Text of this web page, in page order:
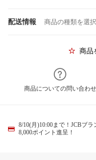
配送情報 商品の種類を選
商品
商品についての問い合わせ
8/10(月)10:00まで！JCBブ
8,000ポイント進呈！